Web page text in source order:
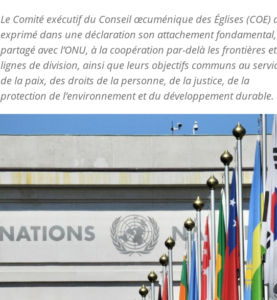
Le Comité exécutif du Conseil œcuménique des Églises (COE)
exprimé dans une déclaration son attachement fondamental,
partagé avec l’ONU, à la coopération par-delà les frontières
lignes de division, ainsi que leurs objectifs communs au
de la paix, des droits de la personne, de la justice, de la
protection de l’environnement et du développement durable.